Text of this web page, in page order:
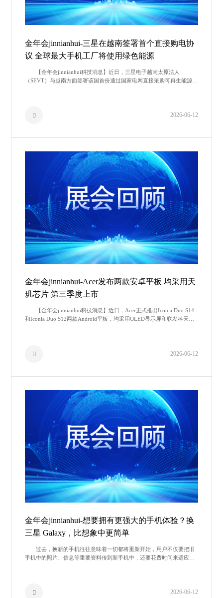
金年会jinnianhui-三星在越南签署首个直接购电协
议 全球最大手机工厂将使用绿色能源
【金年会jinnianhui科技消息】近日，三星电子越南太原法人
（SEVT）与越南方面签署该国首份通过国家电网直接采购可再生能源的
2026-06-12
金年会jinnianhui-Acer发布两款安卓平板 均采用天
玑芯片 第三季度上市
【金年会jinnianhui科技消息】近日，Acer正式推出Iconia Duo S14
和Iconia Duo S12两款Android平板，均采用OLED显示屏和联发科天玑
2026-06-12
金年会jinnianhui-想要拥有更强大的手机体验？换
三星 Galaxy，比想象中更简单
过去，换新的手机往往意味着一切都将重新开始，用户不仅要把旧
手机中的照片、信息等重要资料传到新手机中，还要花费时间来适应新
2026-06-12